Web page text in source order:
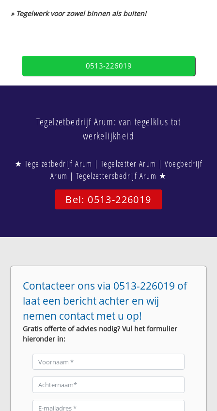
» Tegelwerk voor zowel binnen als buiten!
0513-226019
Tegelzetbedrijf Arum: van tegelklus tot
werkelijkheid
★ Tegelzetbedrijf Arum | Tegelzetter Arum | Voegbedrijf
Arum | Tegelzettersbedrijf Arum ★
Bel: 0513-226019
Contacteer ons via 0513-226019 of
laat een bericht achter en wij
nemen contact met u op!
Gratis offerte of advies nodig? Vul het formulier
hieronder in: